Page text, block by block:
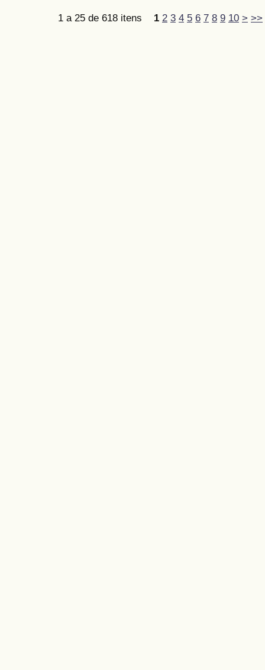
1 a 25 de 618 itens 1 2 3 4 5 6 7 8 9 10 > >>